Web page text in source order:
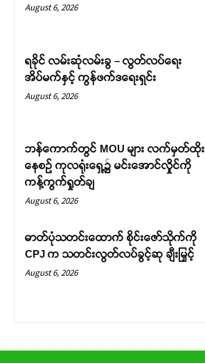
August 6, 2026
ရခိုင် လမ်းဆုံလမ်းခွ – လွတ်လပ်ရေး
အိပ်မက်နှင့် ကွန်ဖက်ဒရေးရှင်း
August 6, 2026
ဘန်ကောက်တွင် MOU များ လက်မှတ်ထိုး
နေစဉ် ကုလရုံးရှေ့၌ မင်းအောင်လှိုင်ကို
ကန့်ကွက်ရှုတ်ချ
August 6, 2026
ဓာတ်ပုံသတင်းထောက် စိုင်းဇော်သိုက်ကို
CPJ က သတင်းလွတ်လပ်ခွင့်ဆု ချီးမြှင့်
August 6, 2026